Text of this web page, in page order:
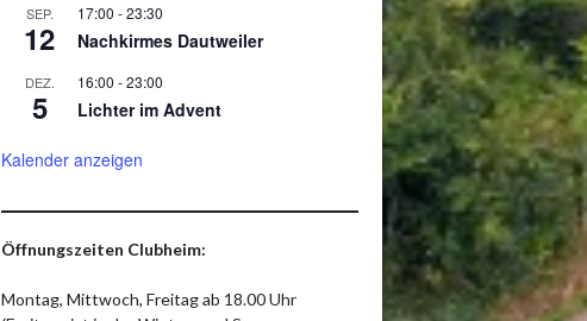
SEP.
12
17:00 -23:30
Nachkirmes Dautweiler
DEZ.
5
16:00 -23:00
Lichter im Advent
Kalender anzeigen
Öffnungszeiten Clubheim:
Montag, Mittwoch, Freitag ab 18.00 Uhr